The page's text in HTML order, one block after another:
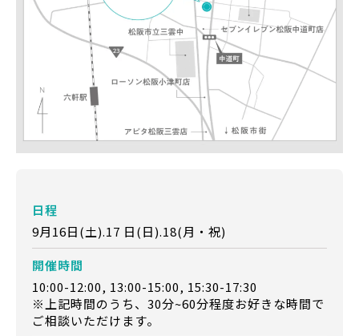
日程
9月16日(土).17 日(日).18(月・祝)
開催時間
10:00-12:00, 13:00-15:00, 15:30-17:30
※上記時間のうち、30分~60分程度お好きな時間で
ご相談いただけます。